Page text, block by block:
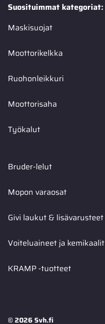
Suosituimmat kategoriat:
Maskisuojat
Moottorikelkka
Ruohonleikkuri
Moottorisaha
Työkalut
Bruder-lelut
Mopon varaosat
Givi laukut & lisävarusteet
Voiteluaineet ja kemikaalit
KRAMP -tuotteet
© 2026 Svh.fi